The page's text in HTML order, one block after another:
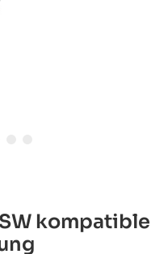
kompatible